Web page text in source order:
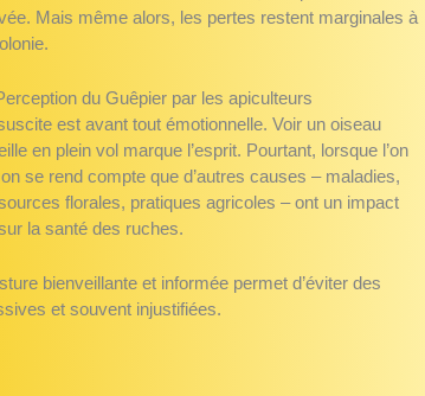
Mais même alors, les pertes restent marginales à
du Guêpier par les apiculteurs
est avant tout émotionnelle. Voir un oiseau
en plein vol marque l’esprit. Pourtant, lorsque l’on
se rend compte que d’autres causes – maladies,
florales, pratiques agricoles – ont un impact
la santé des ruches.
bienveillante et informée permet d’éviter des
et souvent injustifiées.